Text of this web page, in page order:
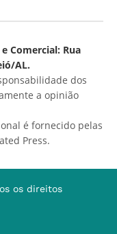
Comercial: Rua
AL.
dos
a opinião
é fornecido pelas
Press.
os direitos